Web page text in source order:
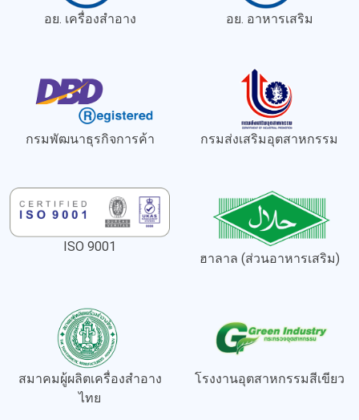
อย. เครื่องสำอาง อย. อาหารเสริม
กรมพัฒนาธุรกิจการค้า กรมส่งเสริมอุตสาหกรรม
ISO 9001
ฮาลาล (ส่วนอาหารเสริม)
สมาคมผู้ผลิตเครื่องสำอาง
ไทย
โรงงานอุตสาหกรรมสีเขียว